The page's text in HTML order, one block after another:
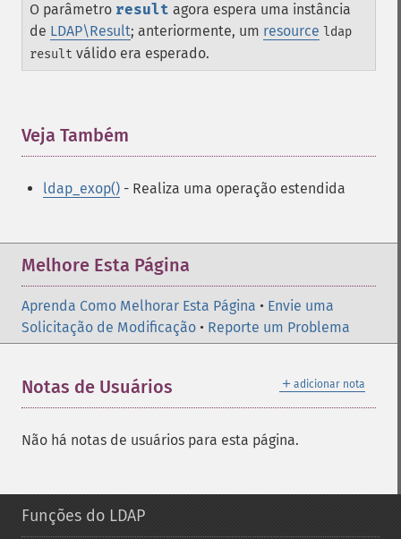
O parâmetro result agora espera uma instância
de LDAP\Result; anteriormente, um resource ldap
result válido era esperado.
Veja Também
ldap_exop() - Realiza uma operação estendida
Melhore Esta Página
Aprenda Como Melhorar Esta Página • Envie uma
Solicitação de Modificação • Reporte um Problema
＋ adicionar nota
Notas de Usuários
Não há notas de usuários para esta página.
Funções do LDAP